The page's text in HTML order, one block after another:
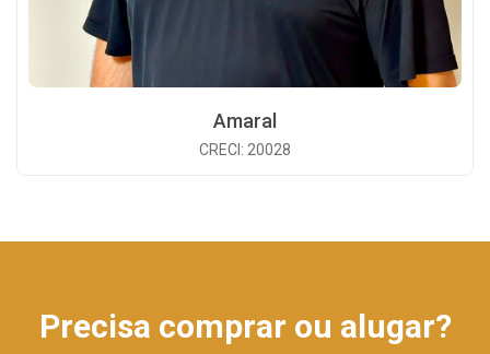
Amaral
CRECI: 20028
Precisa comprar ou alugar?